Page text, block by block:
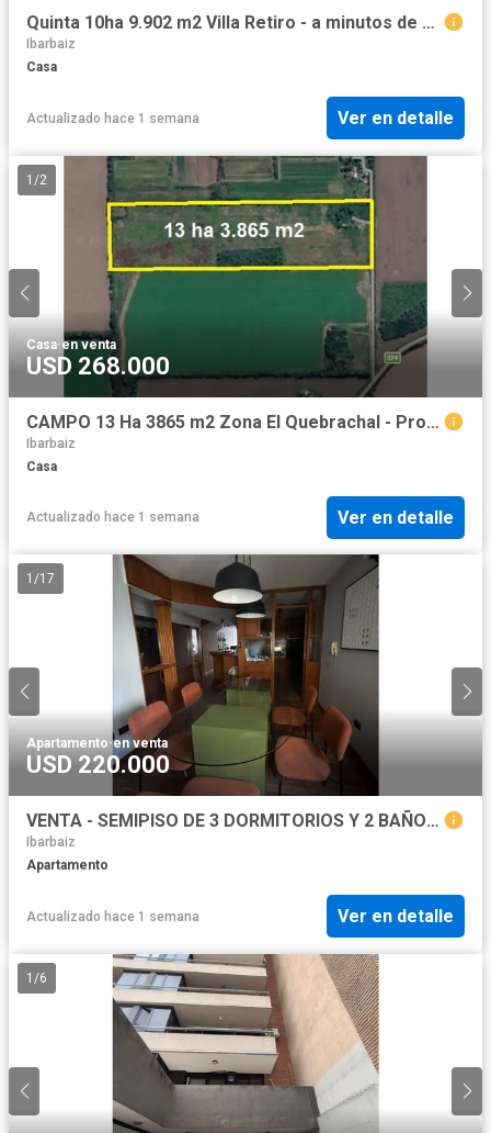
Quinta 10ha 9.902 m2 Villa Retiro - a minutos de Circunvalación
Ibarbaiz
Casa
Actualizado hace 1 semana Ver en detalle
1 /2
Casa·en venta
USD 268.000
CAMPO 13 Ha 3865 m2 Zona El Quebrachal - Provincia de Córdoba.-
Ibarbaiz
Casa
Actualizado hace 1 semana Ver en detalle
1 /17
Apartamento·en venta
USD 220.000
VENTA - SEMIPISO DE 3 DORMITORIOS Y 2 BAÑOS EN NUEVA CÓRDOBA
Ibarbaiz
Apartamento
Actualizado hace 1 semana Ver en detalle
1 /6